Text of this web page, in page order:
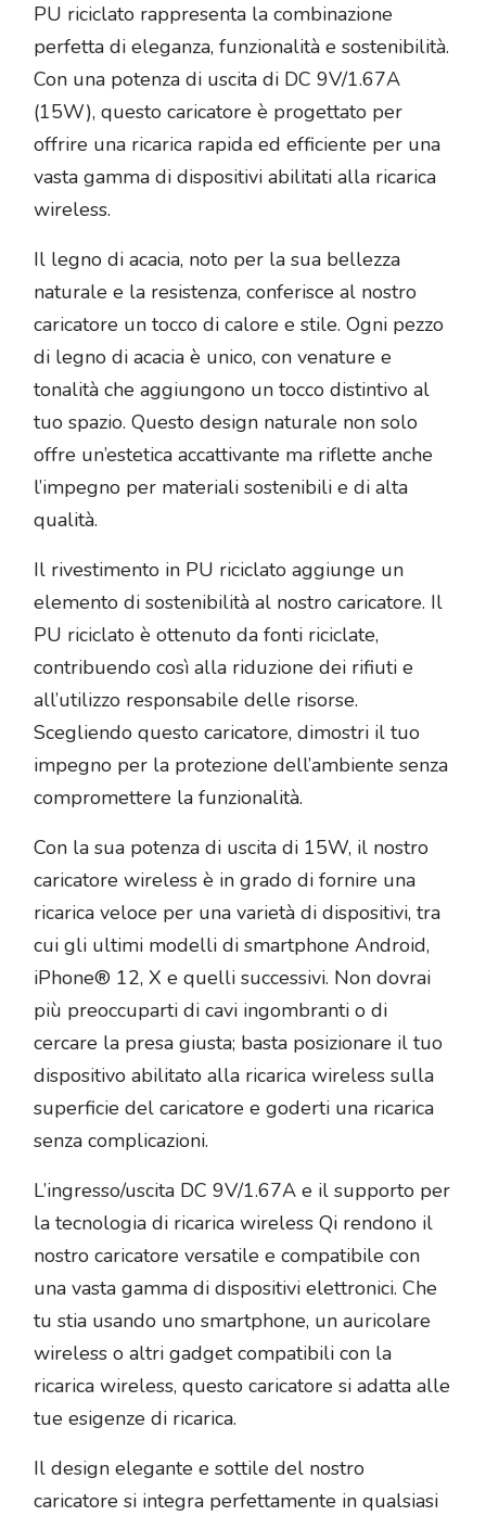
PU riciclato rappresenta la combinazione
perfetta di eleganza, funzionalità e sostenibilità.
Con una potenza di uscita di DC 9V/1.67A
(15W), questo caricatore è progettato per
offrire una ricarica rapida ed efficiente per una
vasta gamma di dispositivi abilitati alla ricarica
wireless.
Il legno di acacia, noto per la sua bellezza
naturale e la resistenza, conferisce al nostro
caricatore un tocco di calore e stile. Ogni pezzo
di legno di acacia è unico, con venature e
tonalità che aggiungono un tocco distintivo al
tuo spazio. Questo design naturale non solo
offre un’estetica accattivante ma riflette anche
l’impegno per materiali sostenibili e di alta
qualità.
Il rivestimento in PU riciclato aggiunge un
elemento di sostenibilità al nostro caricatore. Il
PU riciclato è ottenuto da fonti riciclate,
contribuendo così alla riduzione dei rifiuti e
all’utilizzo responsabile delle risorse.
Scegliendo questo caricatore, dimostri il tuo
impegno per la protezione dell’ambiente senza
compromettere la funzionalità.
Con la sua potenza di uscita di 15W, il nostro
caricatore wireless è in grado di fornire una
ricarica veloce per una varietà di dispositivi, tra
cui gli ultimi modelli di smartphone Android,
iPhone® 12, X e quelli successivi. Non dovrai
più preoccuparti di cavi ingombranti o di
cercare la presa giusta; basta posizionare il tuo
dispositivo abilitato alla ricarica wireless sulla
superficie del caricatore e goderti una ricarica
senza complicazioni.
L’ingresso/uscita DC 9V/1.67A e il supporto per
la tecnologia di ricarica wireless Qi rendono il
nostro caricatore versatile e compatibile con
una vasta gamma di dispositivi elettronici. Che
tu stia usando uno smartphone, un auricolare
wireless o altri gadget compatibili con la
ricarica wireless, questo caricatore si adatta alle
tue esigenze di ricarica.
Il design elegante e sottile del nostro
caricatore si integra perfettamente in qualsiasi